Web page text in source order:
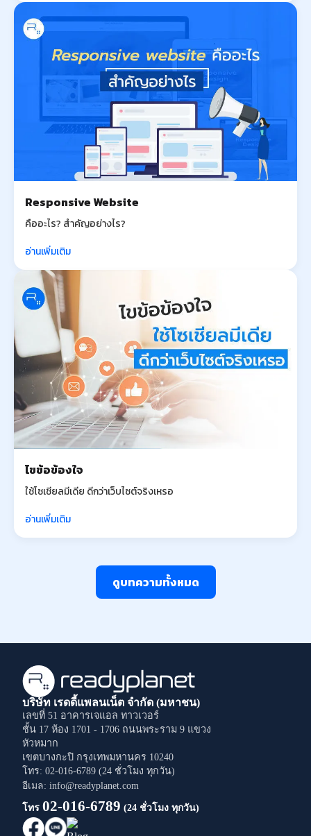
Responsive Website
คืออะไร? สำคัญอย่างไร?
อ่านเพิ่มเติม
ไขข้อข้องใจ
ใช้โซเชียลมีเดีย ดีกว่าเว็บไซต์จริงเหรอ
อ่านเพิ่มเติม
ดูบทความทั้งหมด
บริษัท เรดดี้แพลนเน็ต จำกัด (มหาชน)
เลขที่ 51 อาคารเจแอล ทาวเวอร์
ชั้น 17 ห้อง 1701 - 1706 ถนนพระราม 9 แขวง
หัวหมาก
เขตบางกะปิ กรุงเทพมหานคร 10240
โทร: 02-016-6789 (24 ชั่วโมง ทุกวัน)
อีเมล: info@readyplanet.com
โทร 02-016-6789 (24 ชั่วโมง ทุกวัน)